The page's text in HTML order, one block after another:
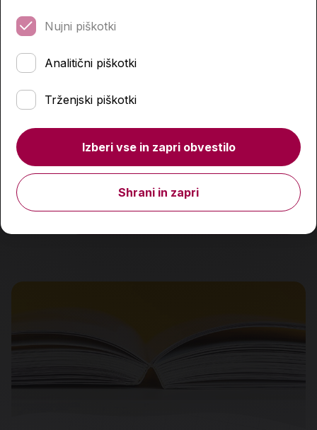
Ogenj, ki že dolgo tli
10,07 € 17,99 €
Nujni piškotki
Analitični piškotki
Trženjski piškotki
Izberi vse in zapri obvestilo
Shrani in zapri